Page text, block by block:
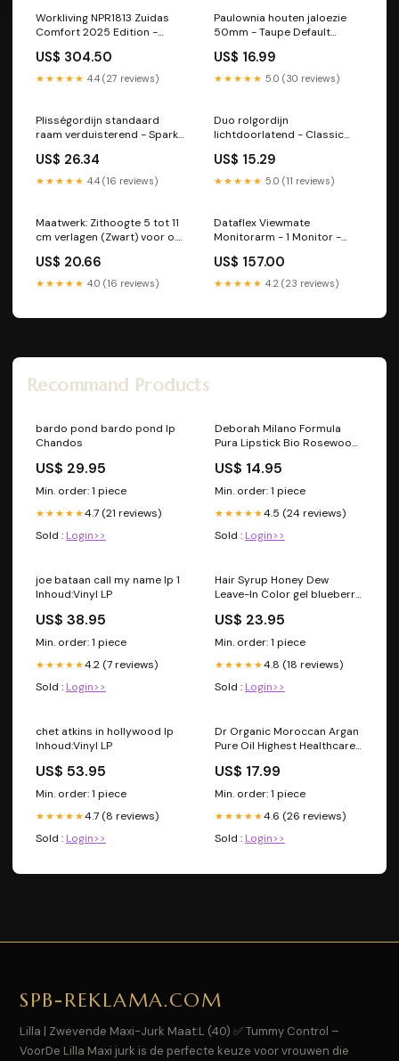
Workliving NPR1813 Zuidas
Comfort 2025 Edition -
ARBO 9505988342179
US$ 304.50
★★★★★ 4.4 (27 reviews)
Paulownia houten jaloezie
50mm - Taupe Default
US$ 16.99
★★★★★ 5.0 (30 reviews)
Plisségordijn standaard
raam verduisterend - Spark
US$ 26.34
★★★★★ 4.4 (16 reviews)
Duo rolgordijn
lichtdoorlatend - Classic
US$ 15.29
★★★★★ 5.0 (11 reviews)
Maatwerk: Zithoogte 5 tot 11
cm verlagen (Zwart) voor o.a.
#3001728_S
US$ 20.66
★★★★★ 4.0 (16 reviews)
Dataflex Viewmate
Monitorarm - 1 Monitor -
8719274322320
US$ 157.00
★★★★★ 4.2 (23 reviews)
Recommand Products
bardo pond bardo pond lp
Chandos
US$ 29.95
Min. order: 1 piece
★★★★★4.7 (21 reviews)
Sold : Login>>
Deborah Milano Formula
Pura Lipstick Bio Rosewood
vcaps
US$ 14.95
Min. order: 1 piece
★★★★★4.5 (24 reviews)
Sold : Login>>
joe bataan call my name lp 1
Inhoud:Vinyl LP
US$ 38.95
Min. order: 1 piece
★★★★★4.2 (7 reviews)
Sold : Login>>
Hair Syrup Honey Dew
Leave-In Color gel blueberry
US$ 23.95
Min. order: 1 piece
★★★★★4.8 (18 reviews)
Sold : Login>>
chet atkins in hollywood lp
Inhoud:Vinyl LP
US$ 53.95
Min. order: 1 piece
★★★★★4.7 (8 reviews)
Sold : Login>>
Dr Organic Moroccan Argan
Pure Oil Highest Healthcare
cp
US$ 17.99
Min. order: 1 piece
★★★★★4.6 (26 reviews)
Sold : Login>>
SPB-REKLAMA.COM
Lilla | Zwevende Maxi-Jurk Maat:L (40) ✅ Tummy Control –
VoorDe Lilla Maxi jurk is de perfecte keuze voor vrouwen die